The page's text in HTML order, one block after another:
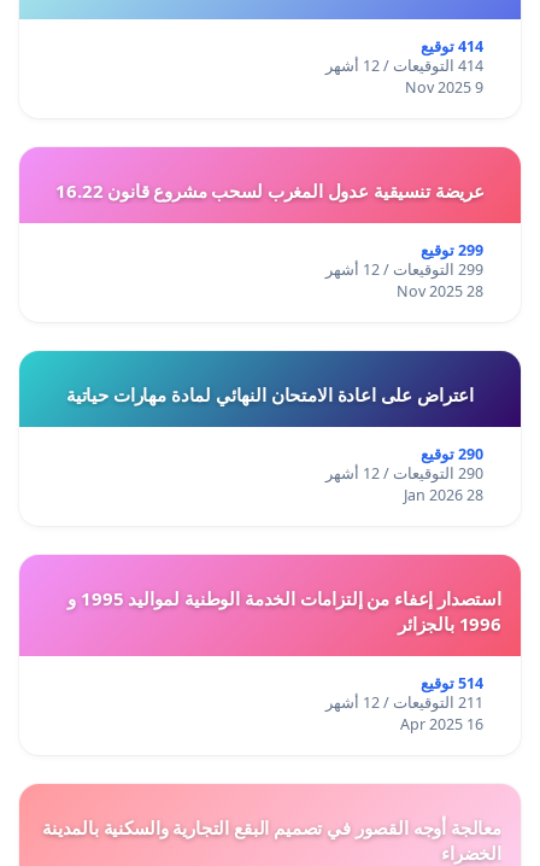
414 توقيع
414 التوقيعات / 12 أشهر
9 Nov 2025
عريضة تنسيقية عدول المغرب لسحب مشروع قانون 16.22
299 توقيع
299 التوقيعات / 12 أشهر
28 Nov 2025
اعتراض على اعادة الامتحان النهائي لمادة مهارات حياتية
290 توقيع
290 التوقيعات / 12 أشهر
28 Jan 2026
استصدار إعفاء من إلتزامات الخدمة الوطنية لمواليد 1995 و
1996 بالجزائر
514 توقيع
211 التوقيعات / 12 أشهر
16 Apr 2025
معالجة أوجه القصور في تصميم البقع التجارية والسكنية بالمدينة
الخضراء